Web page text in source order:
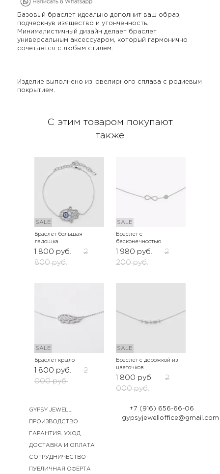
Базовый браслет идеально дополнит ваш образ,
подчеркнув изящество и утонченность.
Минималистичный дизайн делает браслет
универсальным аксессуаром, который гармонично
сочетается с любым стилем.
Изделие выполнено из ювелирного сплава с родиевым
покрытием.
С этим товаром покупают
также
SALE
Браслет большая
ладошка
1 800 руб.
2
800 руб.
SALE
Браслет с
бесконечностью
1 980 руб.
2
200 руб.
SALE
Браслет крыло
1 800 руб.
2
000 руб.
SALE
Браслет с дорожкой из
цветочков
1 800 руб.
2
000 руб.
GYPSY JEWELL
ПРОИЗВОДСТВО
ГАРАНТИЯ. УХОД
ДОСТАВКА И ОПЛАТА
СОТРУДНИЧЕСТВО
ПУБЛИЧНАЯ ОФЕРТА
+7 (916) 656-66-06
gypsyjewelloffice@gmail.com